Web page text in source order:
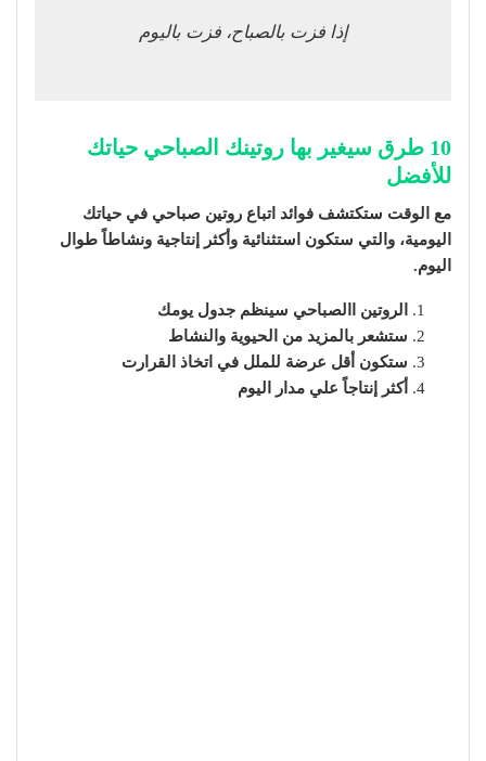
إذا فزت بالصباح، فزت باليوم
10 طرق سيغير بها روتينك الصباحي حياتك
للأفضل
مع الوقت ستكتشف فوائد اتباع روتين صباحي في حياتك
اليومية، والتي ستكون استثنائية وأكثر إنتاجية ونشاطاً طوال
اليوم.
الروتين االصباحي سينظم جدول يومك
ستشعر بالمزيد من الحيوية والنشاط
ستكون أقل عرضة للملل في اتخاذ القرارت
أكثر إنتاجاً علي مدار اليوم